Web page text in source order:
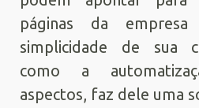
páginas da
simplicidade de sua
como a
aspectos, faz dele uma